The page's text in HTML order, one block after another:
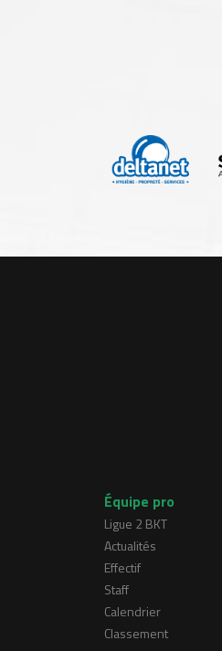
Équipe pro
Ligue 2 BKT
Actualités
Effectif
Staff
Calendrier
Classement